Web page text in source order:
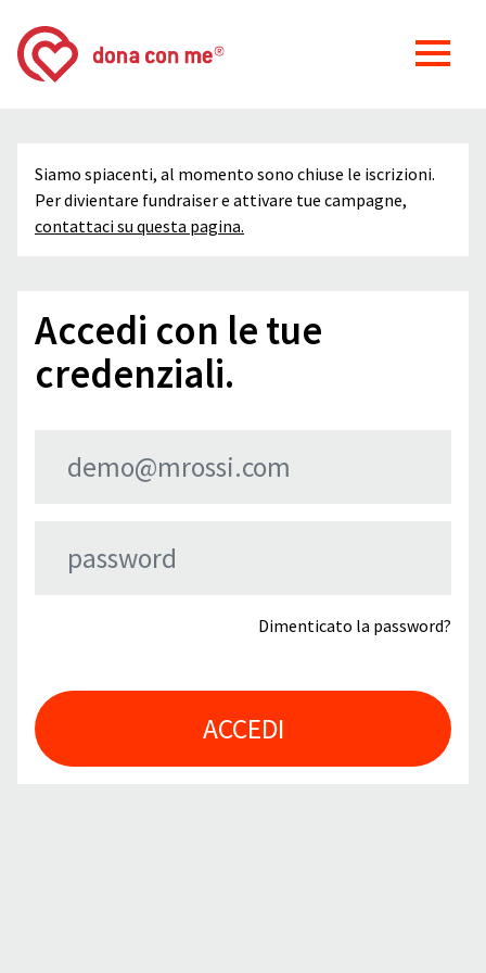
Siamo spiacenti, al momento sono chiuse le iscrizioni.
Per divientare fundraiser e attivare tue campagne,
contattaci su questa pagina.
Accedi con le tue
credenziali.
Dimenticato la password?
ACCEDI